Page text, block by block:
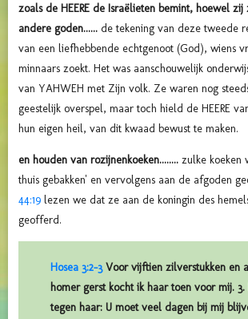
zoals de HEERE de Israëlieten bemint, hoewel
andere goden...... de tekening van deze tweede
van een liefhebbende echtgenoot (God), wiens
minnaars zoekt. Het was aanschouwelijk
van YAHWEH met Zijn volk. Ze waren nog
geestelijk overspel, maar toch hield de HEERE
hun eigen heil, van dit kwaad bewust te maken.
en houden van rozijnenkoeken........ zulke koeken
thuis gebakken' en vervolgens aan de afgoden
44:19 lezen we dat ze aan de koningin des
geofferd.
Hosea 3:2-3Voor vijftien zilverstukken en
homer gerst kocht ik haar toen voor mij. 3.
tegen haar: U moet veel dagen bij mij